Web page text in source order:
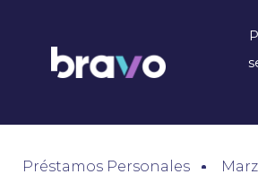
Préstamos Personales